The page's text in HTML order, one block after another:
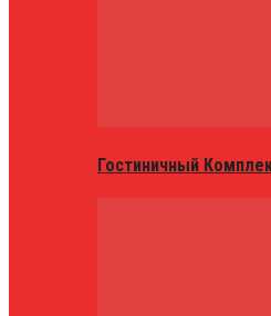
Гостиничный